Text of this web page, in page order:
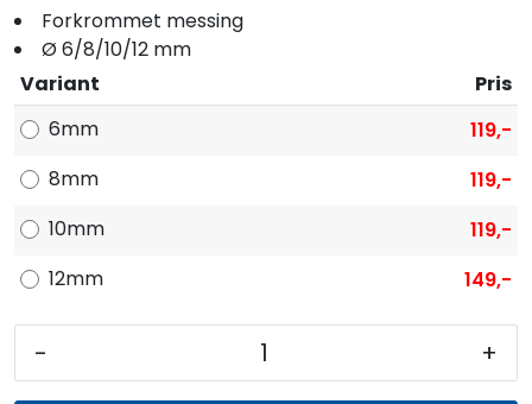
Forkrommet messing
Ø 6/8/10/12 mm
Variant
Pris
6mm
119,-
8mm
119,-
10mm
119,-
12mm
149,-
- +
Seil
Nyheter